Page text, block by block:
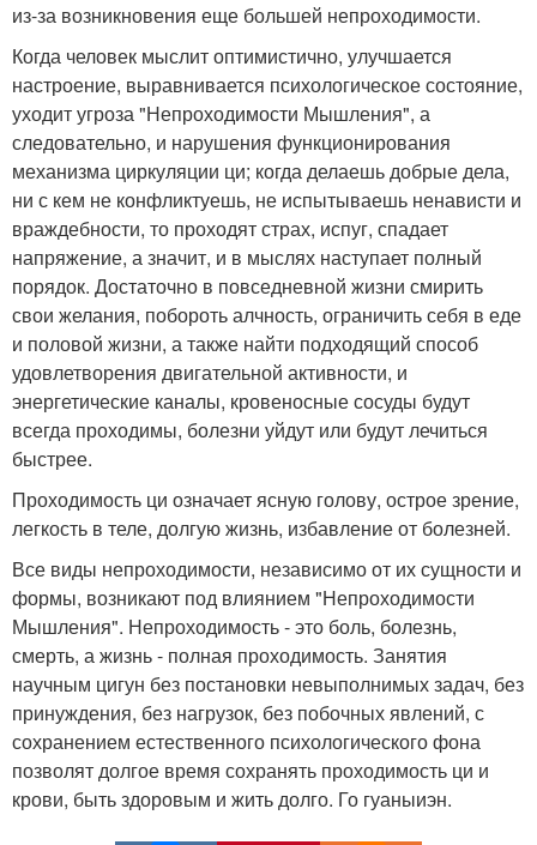
из-за возникновения еще большей непроходимости.
Когда человек мыслит оптимистично, улучшается
настроение, выравнивается психологическое состояние,
уходит угроза "Непроходимости Мышления", а
следовательно, и нарушения функционирования
механизма циркуляции ци; когда делаешь добрые дела,
ни с кем не конфликтуешь, не испытываешь ненависти и
враждебности, то проходят страх, испуг, спадает
напряжение, а значит, и в мыслях наступает полный
порядок. Достаточно в повседневной жизни смирить
свои желания, побороть алчность, ограничить себя в еде
и половой жизни, а также найти подходящий способ
удовлетворения двигательной активности, и
энергетические каналы, кровеносные сосуды будут
всегда проходимы, болезни уйдут или будут лечиться
быстрее.
Проходимость ци означает ясную голову, острое зрение,
легкость в теле, долгую жизнь, избавление от болезней.
Все виды непроходимости, независимо от их сущности и
формы, возникают под влиянием "Непроходимости
Мышления". Непроходимость - это боль, болезнь,
смерть, а жизнь - полная проходимость. Занятия
научным цигун без постановки невыполнимых задач, без
принуждения, без нагрузок, без побочных явлений, с
сохранением естественного психологического фона
позволят долгое время сохранять проходимость ци и
крови, быть здоровым и жить долго. Го гуаныиэн.